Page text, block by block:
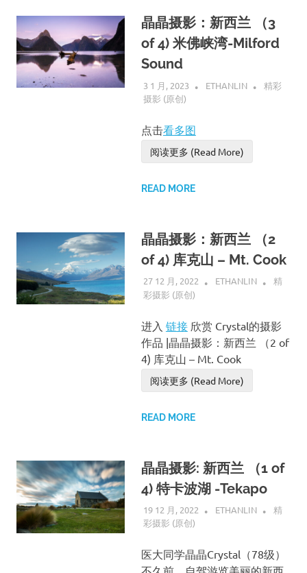
晶晶摄影：新西兰 （3
of 4) 米佛峡湾-Milford
Sound
3 1 月, 2023 ETHANLIN
精彩
摄影 (原创)
点击看多图
阅读更多 (Read More)
READ MORE
晶晶摄影：新西兰 （2
of 4) 库克山 – Mt. Cook
27 12 月, 2022 ETHANLIN
精
彩摄影 (原创)
进入 链接欣赏 Crystal的摄影
作品 |晶晶摄影：新西兰 （2 of
4) 库克山 – Mt. Cook
阅读更多 (Read More)
READ MORE
晶晶摄影: 新西兰 （1 of
4) 特卡波湖 -Tekapo
19 12 月, 2022 ETHANLIN
精
彩摄影 (原创)
医大同学晶晶Crystal（78级）